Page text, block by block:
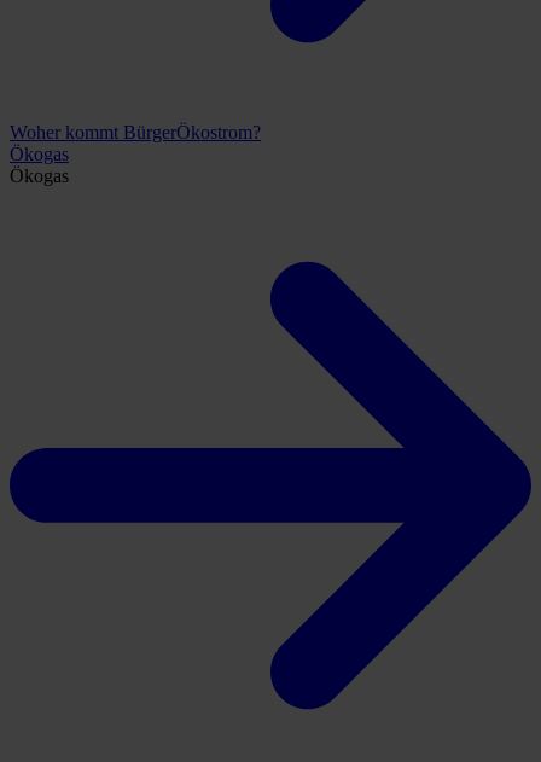
Woher kommt BürgerÖkostrom?
Ökogas
Ökogas